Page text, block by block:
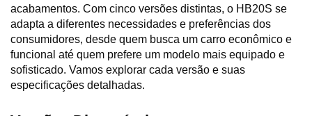
acabamentos. Com cinco versões distintas, o HB20S se
adapta a diferentes necessidades e preferências dos
consumidores, desde quem busca um carro econômico e
funcional até quem prefere um modelo mais equipado e
sofisticado. Vamos explorar cada versão e suas
especificações detalhadas.